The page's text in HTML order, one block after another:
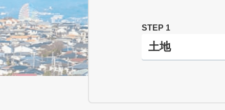
STEP 1